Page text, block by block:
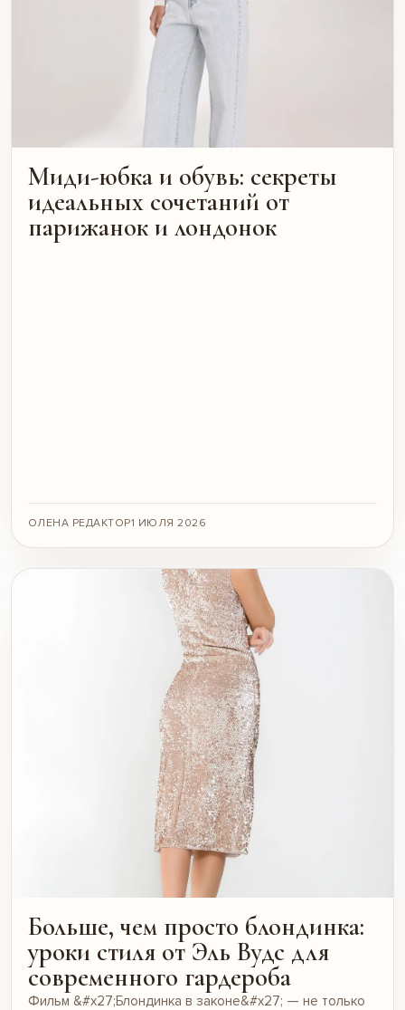
Миди-юбка и обувь: секреты
идеальных сочетаний от
парижанок и лондонок
ОЛЕНА РЕДАКТОР1 ИЮЛЯ 2026
Больше, чем просто блондинка:
уроки стиля от Эль Вудс для
современного гардероба
Фильм &#x27;Блондинка в законе&#x27; — не только